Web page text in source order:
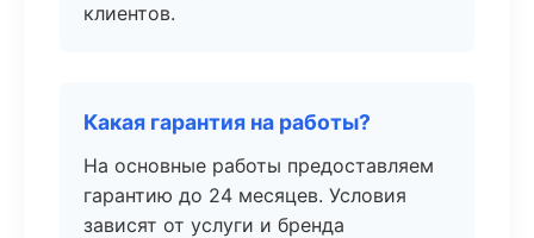
клиентов.
Какая гарантия на работы?
На основные работы предоставляем
гарантию до 24 месяцев. Условия
зависят от услуги и бренда